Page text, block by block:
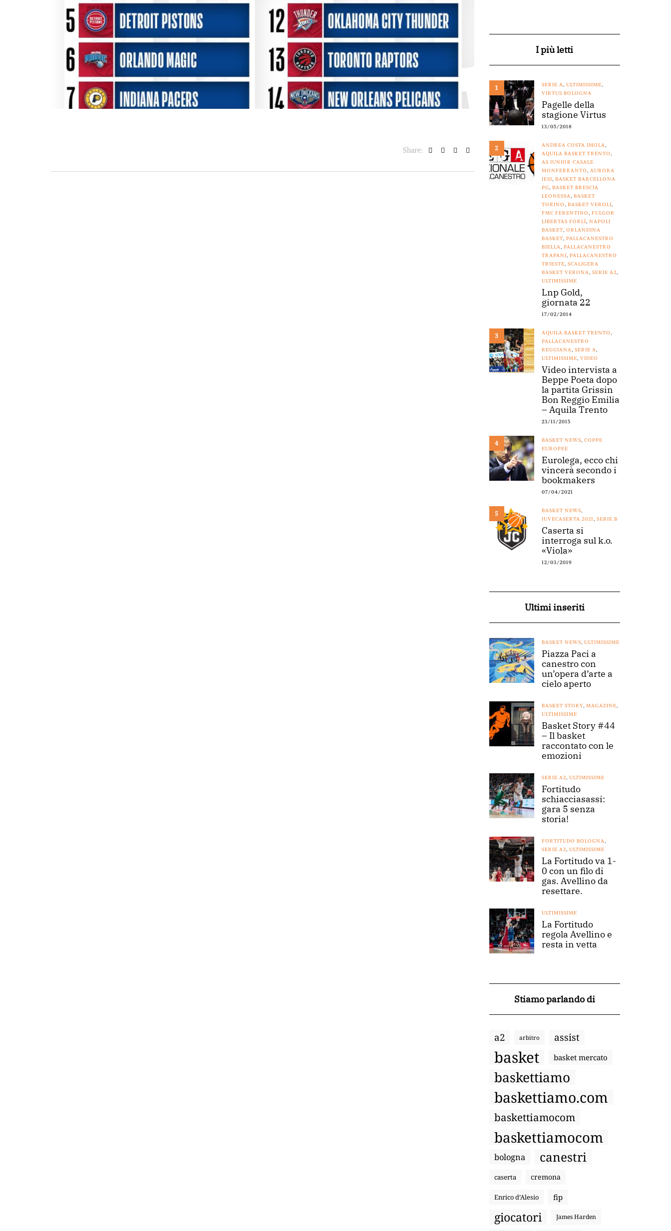
Share:
08/08/2025
I più letti
1 SERIE A, ULTIMISSIME,
VIRTUS BOLOGNA
Pagelle della
stagione Virtus
13/05/2018
2 ANDREA COSTA IMOLA,
AQUILA BASKET TRENTO,
AS JUNIOR CASALE
MONFERRANTO, AURORA
JESI, BASKET BARCELLONA
PG, BASKET BRESCIA
LEONESSA, BASKET
TORINO, BASKET VEROLI,
FMC FERENTINO, FULGOR
LIBERTAS FORLÌ, NAPOLI
BASKET, ORLANDINA
BASKET, PALLACANESTRO
BIELLA, PALLACANESTRO
TRAPANI, PALLACANESTRO
TRIESTE, SCALIGERA
BASKET VERONA, SERIE A2,
ULTIMISSIME
Lnp Gold,
giornata 22
17/02/2014
3 AQUILA BASKET TRENTO,
PALLACANESTRO
REGGIANA, SERIE A,
ULTIMISSIME, VIDEO
Video intervista a
Beppe Poeta dopo
la partita Grissin
Bon Reggio Emilia
– Aquila Trento
23/11/2015
4 BASKET NEWS, COPPE
EUROPEE
Eurolega, ecco chi
vincerà secondo i
bookmakers
07/04/2021
5 BASKET NEWS,
JUVECASERTA 2021, SERIE B
Caserta si
interroga sul k.o.
«Viola»
12/03/2019
Ultimi inseriti
BASKET NEWS, ULTIMISSIME
Piazza Paci a
canestro con
un’opera d’arte a
cielo aperto
BASKET STORY, MAGAZINE,
ULTIMISSIME
Basket Story #44
– Il basket
raccontato con le
emozioni
SERIE A2, ULTIMISSIME
Fortitudo
schiacciasassi:
gara 5 senza
storia!
FORTITUDO BOLOGNA,
SERIE A2, ULTIMISSIME
La Fortitudo va 1-
0 con un filo di
gas. Avellino da
resettare.
ULTIMISSIME
La Fortitudo
regola Avellino e
resta in vetta
Stiamo parlando di
a2 arbitro assist
basket basket mercato
baskettiamo
baskettiamo.com
baskettiamocom
baskettiamocom
bologna canestri
caserta cremona
Enrico d’Alesio fip
giocatori James Harden